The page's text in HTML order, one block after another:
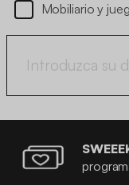
Mobiliario y